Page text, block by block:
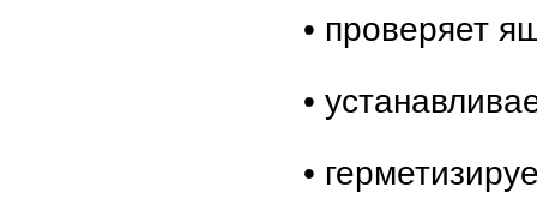
• проверяет
•
•